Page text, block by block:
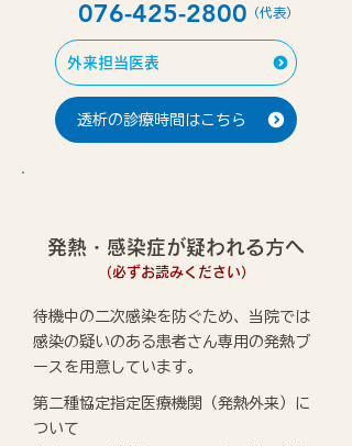
076-425-2800 （代表）
外来担当医表
透析の診療時間はこちら
発熱・感染症が疑われる方へ
（必ずお読みください）
待機中の二次感染を防ぐため、当院では
感染の疑いのある患者さん専用の発熱ブ
ースを用意しています。
第二種協定指定医療機関（発熱外来）に
ついて